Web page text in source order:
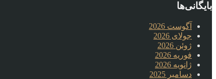
بایگانی‌ها
آگوست 2026
جولای 2026
ژوئن 2026
فوریه 2026
ژانویه 2026
دسامبر 2025